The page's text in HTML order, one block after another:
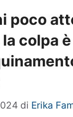
poco
colpa è
di Erika